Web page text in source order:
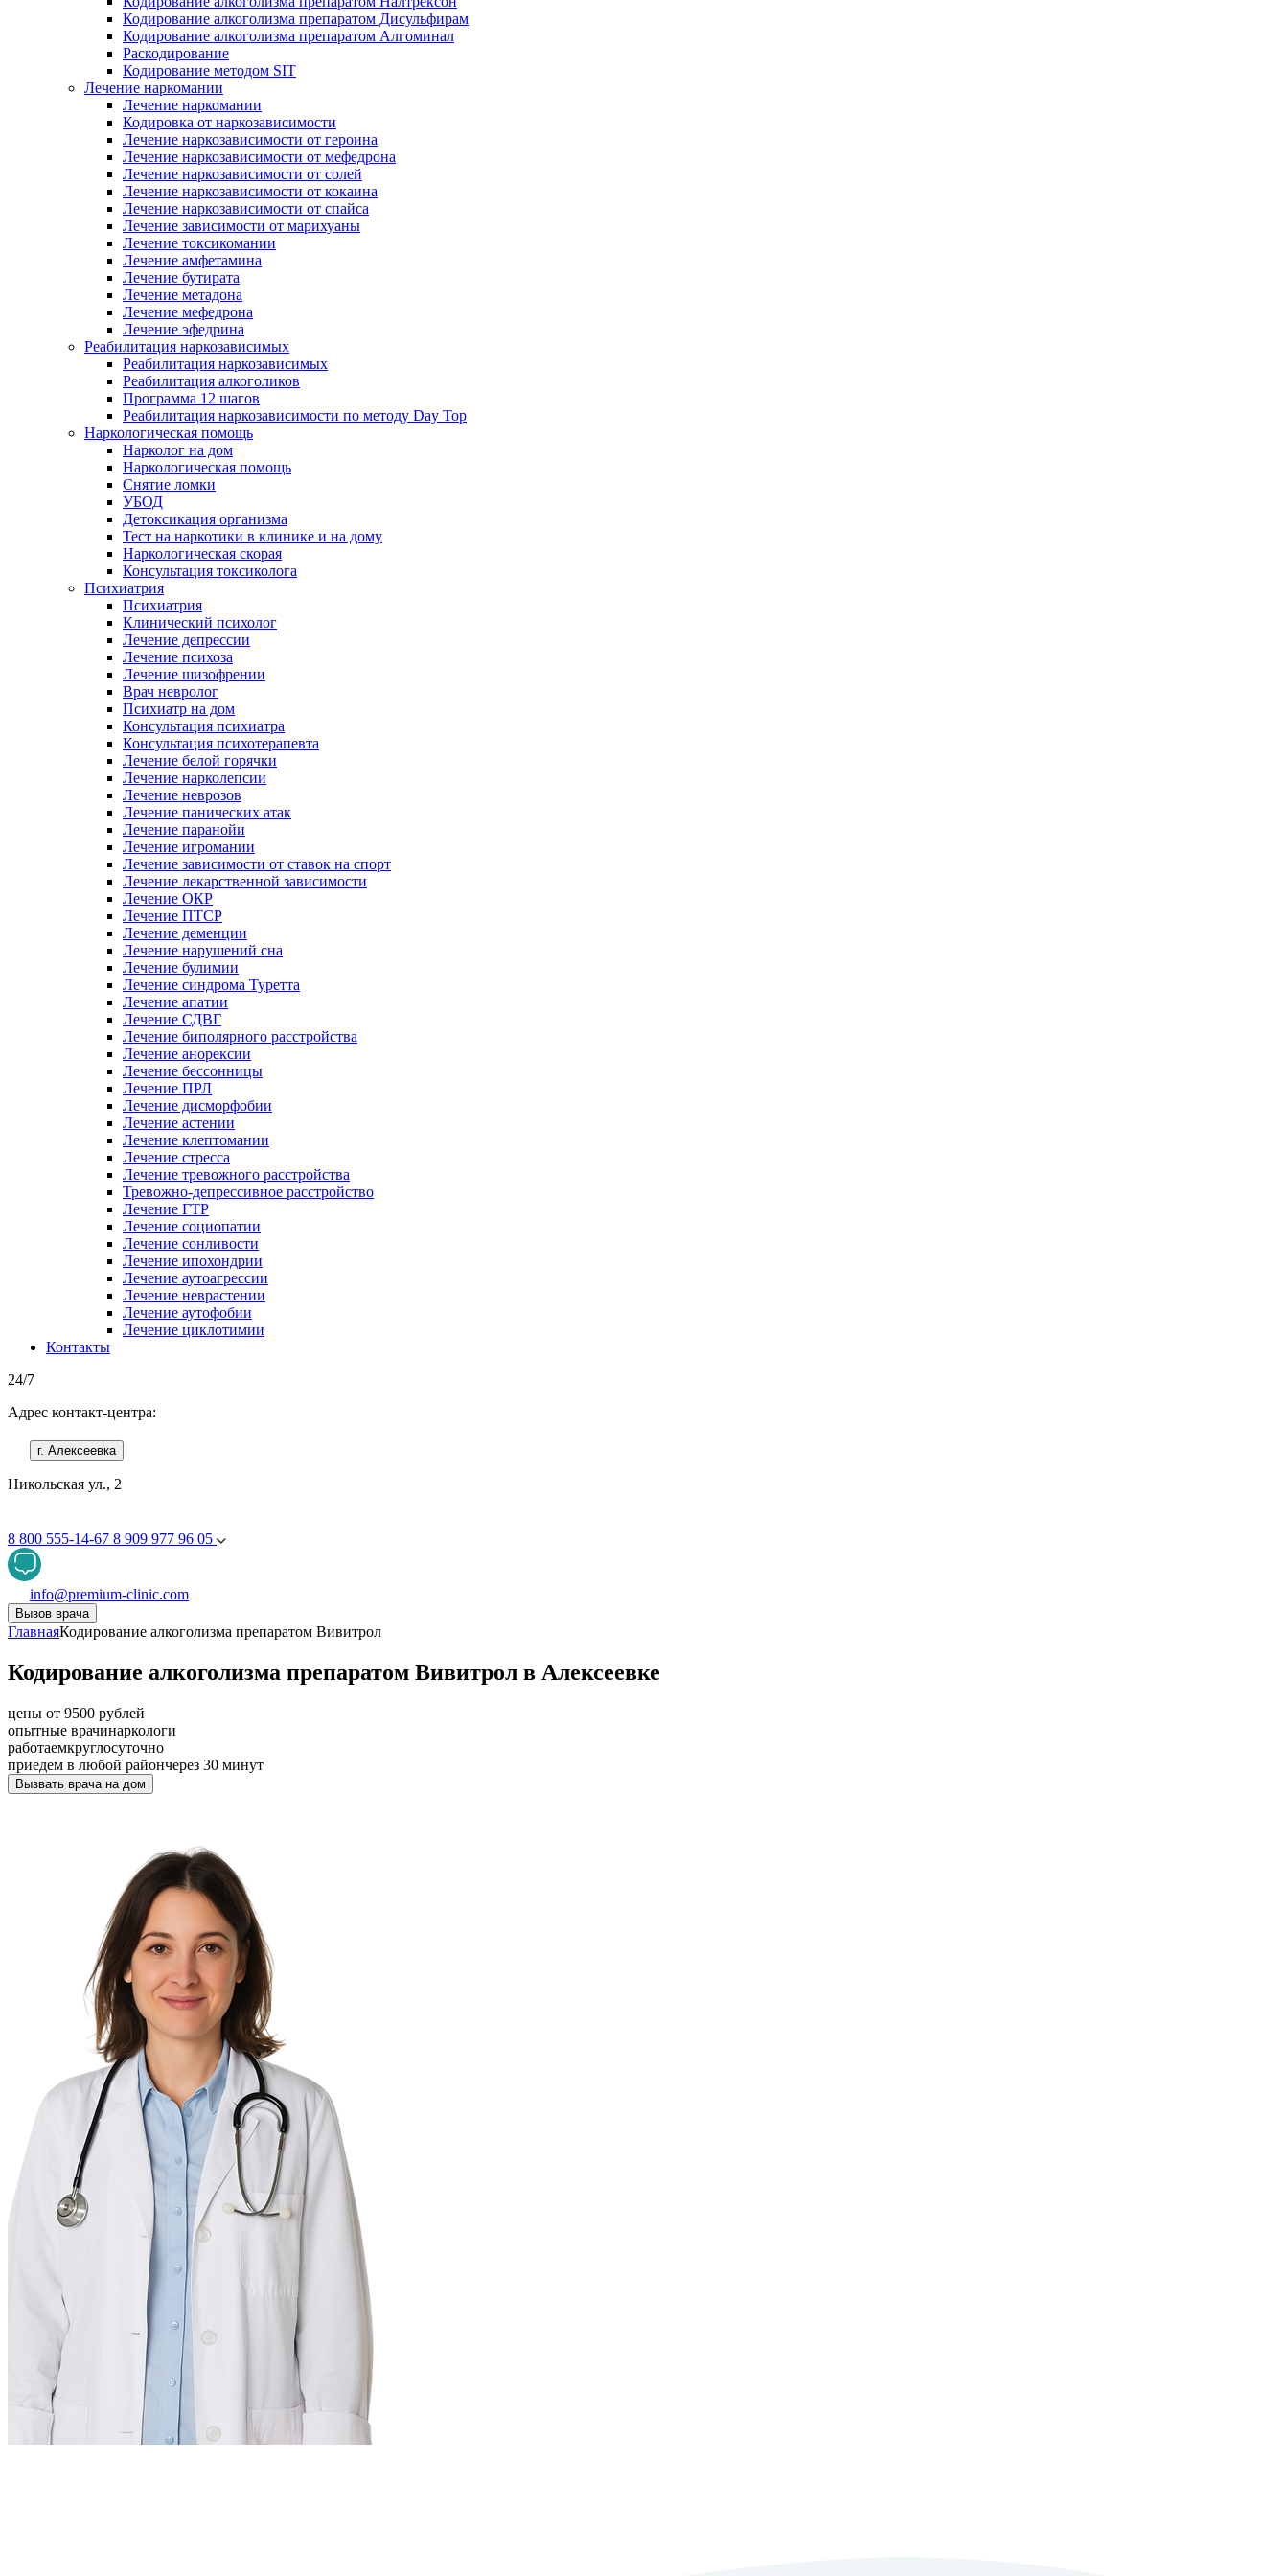
Кодирование алкоголизма препаратом Дисульфирам
Кодирование алкоголизма препаратом Алгоминал
Раскодирование
Кодирование методом SIT
Лечение наркомании
Лечение наркомании
Кодировка от наркозависимости
Лечение наркозависимости от героина
Лечение наркозависимости от мефедрона
Лечение наркозависимости от солей
Лечение наркозависимости от кокаина
Лечение наркозависимости от спайса
Лечение зависимости от марихуаны
Лечение токсикомании
Лечение амфетамина
Лечение бутирата
Лечение метадона
Лечение мефедрона
Лечение эфедрина
Реабилитация наркозависимых
Реабилитация наркозависимых
Реабилитация алкоголиков
Программа 12 шагов
Реабилитация наркозависимости по методу Day Top
Наркологическая помощь
Нарколог на дом
Наркологическая помощь
Снятие ломки
УБОД
Детоксикация организма
Тест на наркотики в клинике и на дому
Наркологическая скорая
Консультация токсиколога
Психиатрия
Психиатрия
Клинический психолог
Лечение депрессии
Лечение психоза
Лечение шизофрении
Врач невролог
Психиатр на дом
Консультация психиатра
Консультация психотерапевта
Лечение белой горячки
Лечение нарколепсии
Лечение неврозов
Лечение панических атак
Лечение паранойи
Лечение игромании
Лечение зависимости от ставок на спорт
Лечение лекарственной зависимости
Лечение ОКР
Лечение ПТСР
Лечение деменции
Лечение нарушений сна
Лечение булимии
Лечение синдрома Туретта
Лечение апатии
Лечение СДВГ
Лечение биполярного расстройства
Лечение анорексии
Лечение бессонницы
Лечение ПРЛ
Лечение дисморфобии
Лечение астении
Лечение клептомании
Лечение стресса
Лечение тревожного расстройства
Тревожно-депрессивное расстройство
Лечение ГТР
Лечение социопатии
Лечение сонливости
Лечение ипохондрии
Лечение аутоагрессии
Лечение неврастении
Лечение аутофобии
Лечение циклотимии
Контакты
24/7
Адрес контакт-центра:
г. Алексеевка
Никольская ул., 2
8 800 555-14-67 8 909 977 96 05
info@premium-clinic.com
Вызов врача
ГлавнаяКодирование алкоголизма препаратом Вивитрол
Кодирование алкоголизма препаратом Вивитрол в Алексеевке
цены от 9500 рублей
опытные врачинаркологи
работаемкруглосуточно
приедем в любой райончерез 30 минут
Вызвать врача на дом